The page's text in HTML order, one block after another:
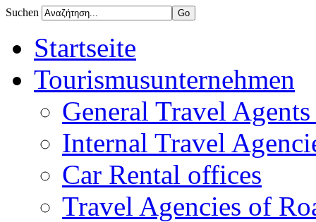
Suchen
Startseite
Tourismusunternehmen
General Travel
Internal Travel
Car Rental offices
Travel Agencies of